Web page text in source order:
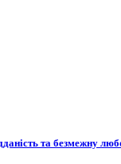
та безмежну